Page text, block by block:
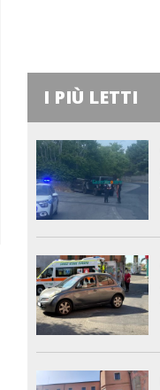
I PIÙ LETTI